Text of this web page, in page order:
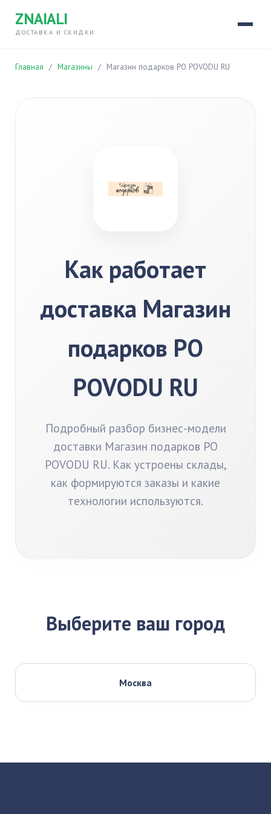
ZNAIALI
ДОСТАВКА И СКИДКИ
Главная / Магазины / Магазин подарков PO POVODU RU
Как работает
доставка Магазин
подарков PO
POVODU RU
Подробный разбор бизнес-модели
доставки Магазин подарков PO
POVODU RU. Как устроены склады,
как формируются заказы и какие
технологии используются.
Выберите ваш город
Москва